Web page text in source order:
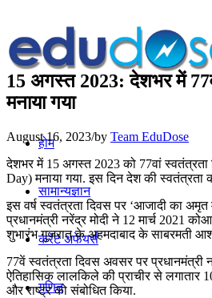
होम
सामान्यज्ञान
करेंट अफेयर्स
गणित
15 अगस्त 2023: देशभर में
मनाया गया
August 16, 2023/by Team EduDose
देशभर में 15 अगस्त 2023 को 77वां स्वतंत्रता
Day) मनाया गया. इस दिन देश की स्वतंत्रता
इस वर्ष स्‍वतंत्रता दिवस पर ‘आजादी का अमृत
प्रधानमंत्री नरेंद्र मोदी ने 12 मार्च 2021
शुभारंभ गुजरात के अहमदाबाद के साबरमती
77वें स्वतंत्रता दिवस अवसर पर प्रधानमंत्री
ऐतिहासिक लालकिले की प्राचीर से लगातार
और राष्ट्र को संबोधित किया.